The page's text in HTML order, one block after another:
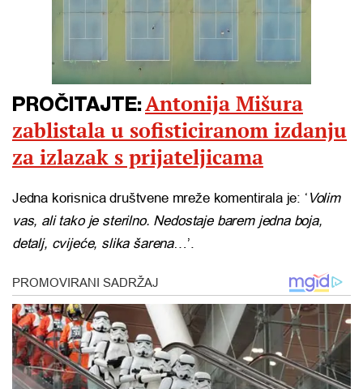
PROČITAJTE:Antonija Mišura
zablistala u sofisticiranom izdanju
za izlazak s prijateljicama
Jedna korisnica društvene mreže komentirala je: ‘ Volim
vas, ali tako je sterilno. Nedostaje barem jedna boja,
detalj, cvijeće, slika šarena…’.